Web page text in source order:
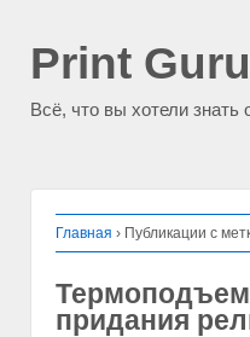
Print Guru
Всё, что вы хотели знать
Главная › Публикации с
придания